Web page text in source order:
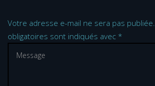
Votre adresse e-mail ne sera pas publiée.
obligatoires sont indiqués avec *